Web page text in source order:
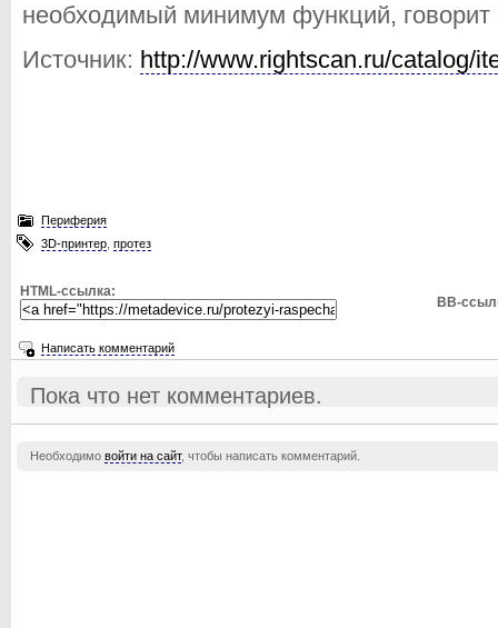
необходимый минимум функций, говорит
Источник: http://www.rightscan.ru/catalog/
Периферия
3D-принтер протез
HTML-ссылка:
BB-
Написать комментарий
Пока что нет комментариев.
Необходимо войти на сайт, чтобы написать комментарий.